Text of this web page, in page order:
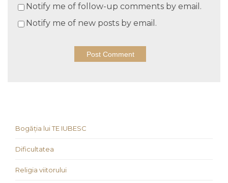
Notify me of follow-up comments by email.
Notify me of new posts by email.
Bogăția lui TE IUBESC
Dificultatea
Religia viitorului